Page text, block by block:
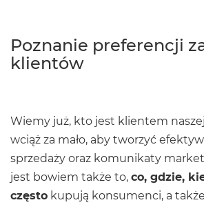
Poznanie preferencji
klientów
Wiemy już, kto jest klientem
wciąż za mało, aby tworzyć
sprzedaży oraz komunikaty
jest bowiem także to, co, gdzie,
często kupują konsumenci, a także